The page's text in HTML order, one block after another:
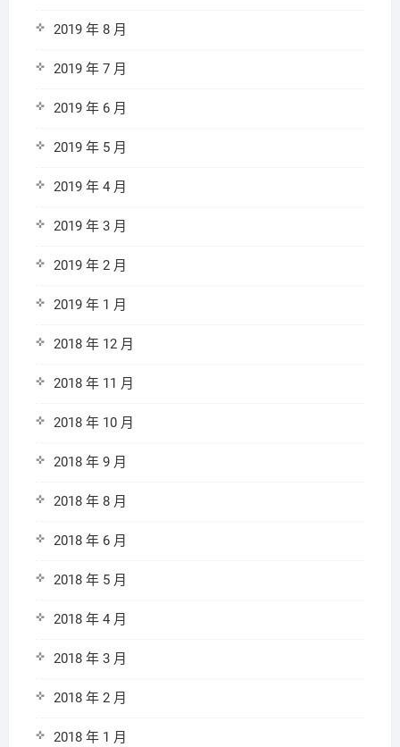
2019 年 8 月
2019 年 7 月
2019 年 6 月
2019 年 5 月
2019 年 4 月
2019 年 3 月
2019 年 2 月
2019 年 1 月
2018 年 12 月
2018 年 11 月
2018 年 10 月
2018 年 9 月
2018 年 8 月
2018 年 6 月
2018 年 5 月
2018 年 4 月
2018 年 3 月
2018 年 2 月
2018 年 1 月